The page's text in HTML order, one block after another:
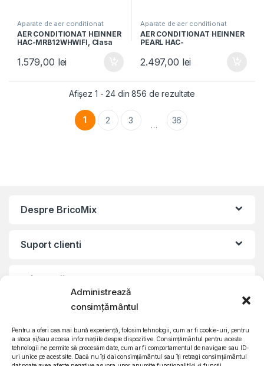
Administrează
consimțământul
Pentru a oferi cea mai bună experiență, folosim tehnologii, cum ar fi cookie-uri, pentru
a stoca și/sau accesa informațiile despre dispozitive. Consimțământul pentru aceste
tehnologii ne permite să procesăm date, cum ar fi comportamentul de navigare sau ID-
uri unice pe acest site. Dacă nu îți dai consimțământul sau îți retragi consimțământul
Aparate de aer conditionat
AER CONDITIONAT HEINNER
HAC-MRB12WHWIFI, Clasa
Filtru cu densitate ridicata,
Follow me, Negru oglinda cu
1.579,00 lei
Aparate de aer conditionat
AER CONDITIONAT HEINNER
PEARL HAC-
A+++/A+++, AI Smart,
Functie Follow/Avoid you, Alb
2.497,00 lei
Afișez 1 - 24 din 856 de rezultate
1 2 3 … 36
Despre BricoMix
Suport clienti
Informatii legale
©2010 – 2024 Quattro SRL